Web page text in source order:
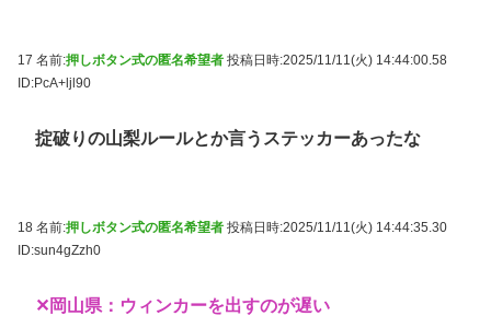
17 名前:押しボタン式の匿名希望者 投稿日時:2025/11/11(火) 14:44:00.58
ID:PcA+ljl90
掟破りの山梨ルールとか言うステッカーあったな
18 名前:押しボタン式の匿名希望者 投稿日時:2025/11/11(火) 14:44:35.30
ID:sun4gZzh0
✕岡山県：ウィンカーを出すのが遅い